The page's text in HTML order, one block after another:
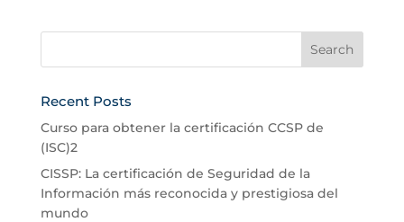
Recent Posts
Curso para obtener la certificación CCSP de
(ISC)2
CISSP: La certificación de Seguridad de la
Información más reconocida y prestigiosa del
mundo